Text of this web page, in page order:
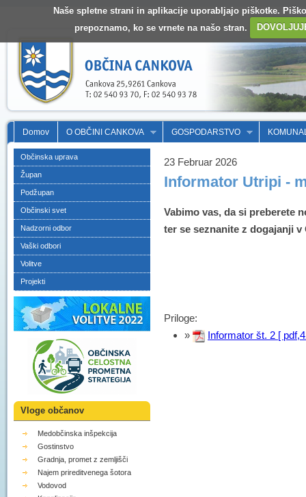
Naše spletne strani in aplikacije uporabljajo piškotke.
prepoznamo, ko se vrnete na našo stran.
Domov O OBČINI CANKOVA GOSPODARSTVO
Občinska uprava
Župan
Podžupan
Občinski svet
Nadzorni odbor
Vaški odbori
Volitve
Projekti
Vloge občanov
Medobčinska inšpekcija
Gostinstvo
Gradnja, promet z zemljišči
Najem prireditvenega šotora
Vodovod
23 Februar 2026
Informator Utripi -
Vabimo vas, da si preberete
ter se seznanite z dogajanji
Priloge:
»
Informator št. 2 [